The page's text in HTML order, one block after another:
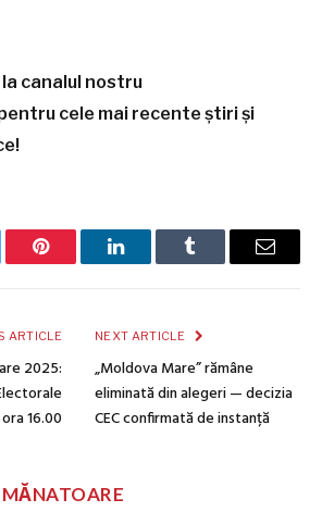
canalul nostru
cele mai recente știri și
Pinterest LinkedInTumblr Email
ARTICLE
2025:
16.00
NEXT ARTICLE
„Moldova Mare” rămâne
eliminată din alegeri — decizia
CEC confirmată de instanță